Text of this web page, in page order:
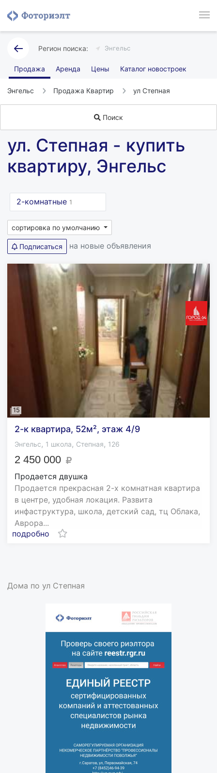
Энгельс
Продажа Аренда Цены Каталог новостроек
Энгельс Продажа Квартир ул Степная
Поиск
ул. Степная - купить
квартиру, Энгельс
2-комнатные 1
сортировка по умолчанию
Подписаться на новые объявления
15
2-к квартира, 52м², этаж 4/9
Энгельс, 1 школа, Степная, 126
2 450 000
Продается двушка
Продается прекрасная 2-х комнатная квартира
в центре, удобная локация. Развита
инфаструктура, школа, детский сад, тц Облака,
Аврора...
подробно
Дома по ул Степная